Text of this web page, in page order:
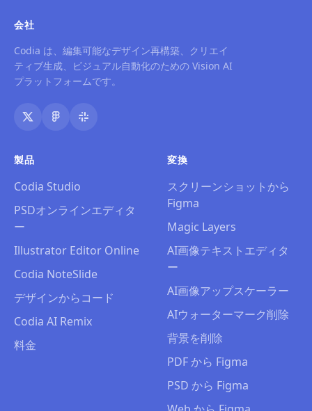
会社
Codia は、編集可能なデザイン再構築、クリエイ
ティブ生成、ビジュアル自動化のための Vision AI
プラットフォームです。
製品
Codia Studio
PSDオンラインエディタ
ー
Illustrator Editor Online
Codia NoteSlide
デザインからコード
Codia AI Remix
料金
変換
スクリーンショットから
Figma
Magic Layers
AI画像テキストエディタ
ー
AI画像アップスケーラー
AIウォーターマーク削除
背景を削除
PDF から Figma
PSD から Figma